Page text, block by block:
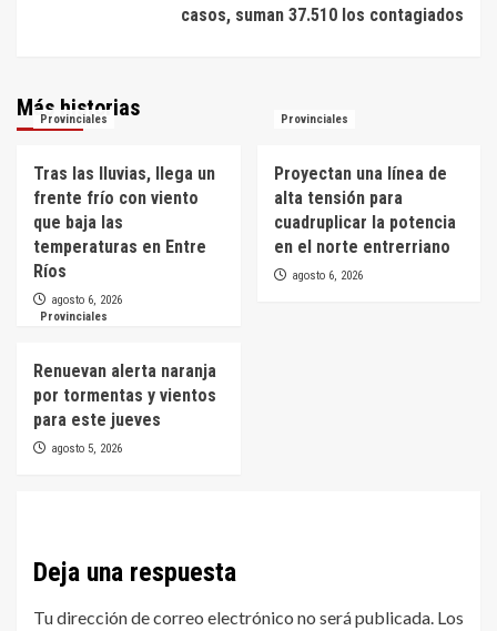
casos, suman 37.510 los contagiados
Más historias
Provinciales
Tras las lluvias, llega un
frente frío con viento
que baja las
temperaturas en Entre
Ríos
agosto 6, 2026
Provinciales
Proyectan una línea de
alta tensión para
cuadruplicar la potencia
en el norte entrerriano
agosto 6, 2026
Provinciales
Renuevan alerta naranja
por tormentas y vientos
para este jueves
agosto 5, 2026
Deja una respuesta
Tu dirección de correo electrónico no será publicada. Los